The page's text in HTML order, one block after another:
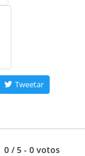
Tweetar
0 / 5 - 0 votos